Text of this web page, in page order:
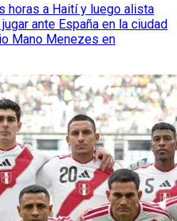
horas a Haití y luego alista
ante España en la ciudad
Mano Menezes en